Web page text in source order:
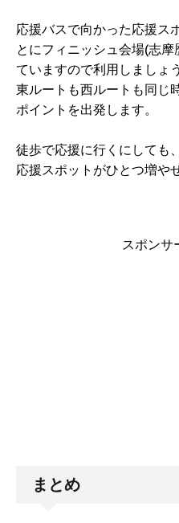
応援バスで向かった応援ス
とにフィニッシュ会場(志
ていますので利用しましょう
東ルートも西ルートも同じ
ポイントを出発します。
徒歩で応援に行くにしても
応援スポットがひとつ増や
スポンサ
まとめ